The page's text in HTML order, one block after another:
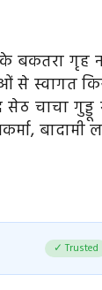
बकतरा गृह
से स्वागत
चाचा
बादामी
✓ Trusted